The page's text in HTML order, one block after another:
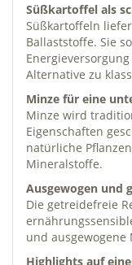
Süßkartoffel als
Süßkartoffeln
Ballaststoffe. Sie
Alternative zu
Minze für eine
Minze wird
Eigenschaften
natürliche
Mineralstoffe.
Ausgewogen und
Die getreidefreie
und
Highlights auf